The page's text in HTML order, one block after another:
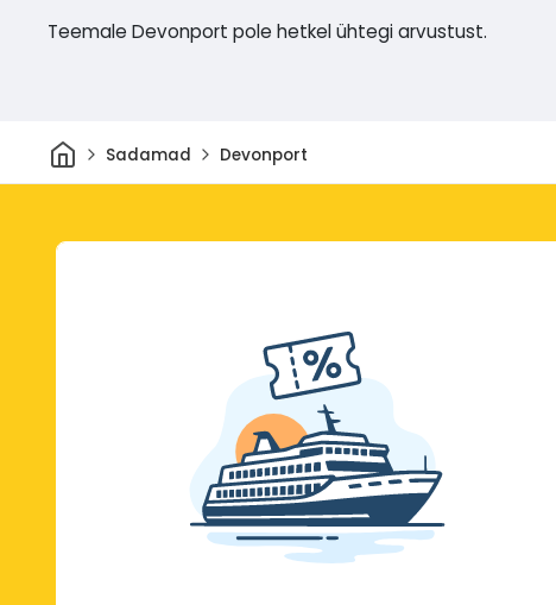
Teemale Devonport pole hetkel ühtegi arvustust.
Avaleht
Sadamad Devonport